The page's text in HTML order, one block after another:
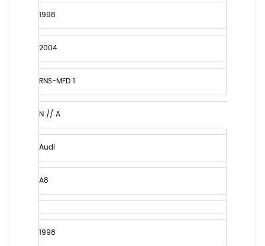
1998
2004
RNS-MFD 1
N // A
Audi
A8
1998